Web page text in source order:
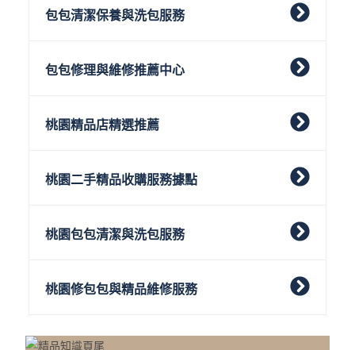
包包清潔保養與洗包服務
包包修理與維修推薦中心
桃園精品店精選推薦
桃園二手精品收購服務據點
桃園包包清潔與洗包服務
桃園修包包與精品維修服務